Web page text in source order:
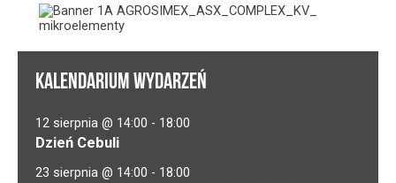
KALENDARIUM WYDARZEŃ
12 sierpnia @ 14:00 - 18:00
Dzień Cebuli
23 sierpnia @ 14:00 - 18:00